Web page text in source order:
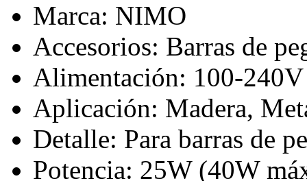
Marca: NIMO
Accesorios: Barras de
Alimentación: 100-240V
Aplicación: Madera,
Detalle: Para barras de
Potencia: 25W (40W